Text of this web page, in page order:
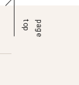
p
a
g
e
t
o
p